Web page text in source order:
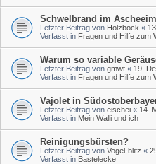
Schwelbrand im
Letzter Beitrag von Holzbock «
Verfasst in Fragen und Hilfe zum
Warum so variable
Letzter Beitrag von gmwt « 19.
Verfasst in Fragen und Hilfe zum
Vajolet in
Letzter Beitrag von eischei « 14.
Verfasst in Mein Walli und ich
Reinigungsbürsten?
Letzter Beitrag von Vogel-blitz «
Verfasst in Bastelecke